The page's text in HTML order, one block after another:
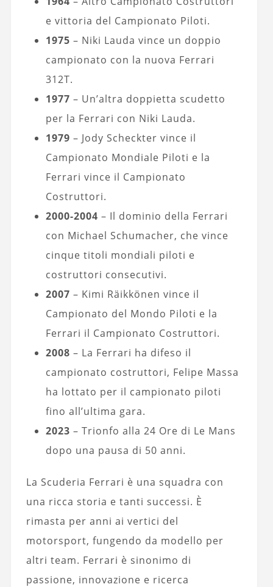
e vittoria del Campionato Piloti.
1975 – Niki Lauda vince un doppio
campionato con la nuova Ferrari
312T.
1977 – Un’altra doppietta scudetto
per la Ferrari con Niki Lauda.
1979 – Jody Scheckter vince il
Campionato Mondiale Piloti e la
Ferrari vince il Campionato
Costruttori.
2000-2004 – Il dominio della Ferrari
con Michael Schumacher, che vince
cinque titoli mondiali piloti e
costruttori consecutivi.
2007 – Kimi Räikkönen vince il
Campionato del Mondo Piloti e la
Ferrari il Campionato Costruttori.
2008 – La Ferrari ha difeso il
campionato costruttori, Felipe Massa
ha lottato per il campionato piloti
fino all’ultima gara.
2023 – Trionfo alla 24 Ore di Le Mans
dopo una pausa di 50 anni.
La Scuderia Ferrari è una squadra con
una ricca storia e tanti successi. È
rimasta per anni ai vertici del
motorsport, fungendo da modello per
altri team. Ferrari è sinonimo di
passione, innovazione e ricerca